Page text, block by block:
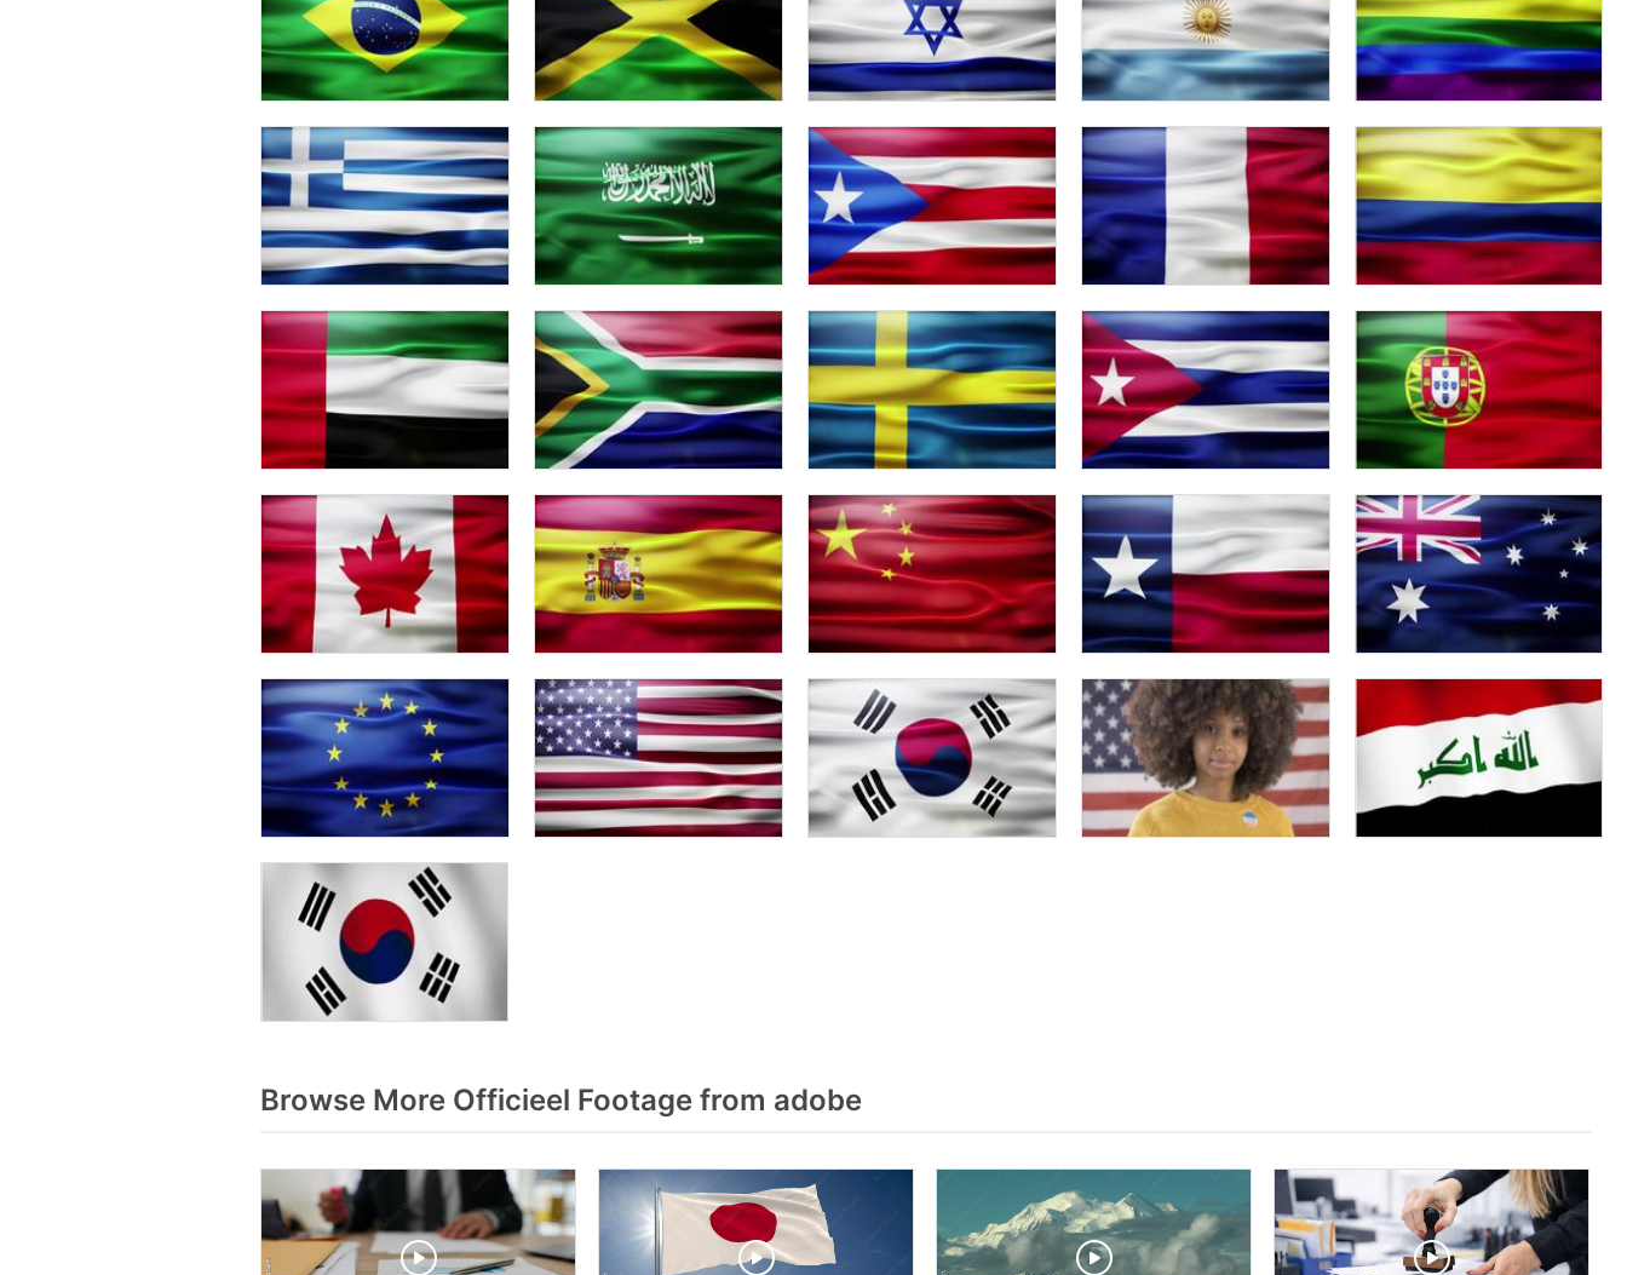
Browse More Officieel Footage from adobe